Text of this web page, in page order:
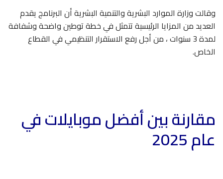
وقالت وزارة الموارد البشرية والتنمية البشرية أن البرنامج يقدم
العديد من المزايا الرئيسية تتمثل في خطة توطين واضحة وشفافة
لمدة 3 سنوات ، من أجل رفع الاستقرار التنظيمي في القطاع
الخاص.
مقارنة بين أفضل موبايلات في
عام 2025